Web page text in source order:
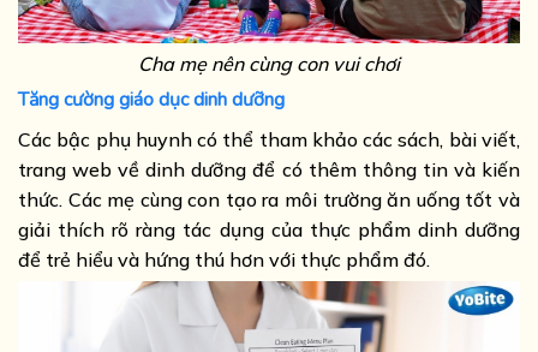
Cha mẹ nên cùng con vui chơi
Tăng cường giáo dục dinh dưỡng
Các bậc phụ huynh có thể tham khảo các sách, bài viết,
trang web về dinh dưỡng để có thêm thông tin và kiến
thức. Các mẹ cùng con tạo ra môi trường ăn uống tốt và
giải thích rõ ràng tác dụng của thực phẩm dinh dưỡng
để trẻ hiểu và hứng thú hơn với thực phẩm đó.